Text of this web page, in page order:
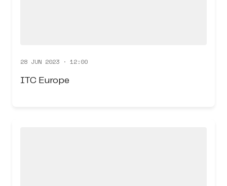
28 JUN 2023 · 12:00
ITC Europe